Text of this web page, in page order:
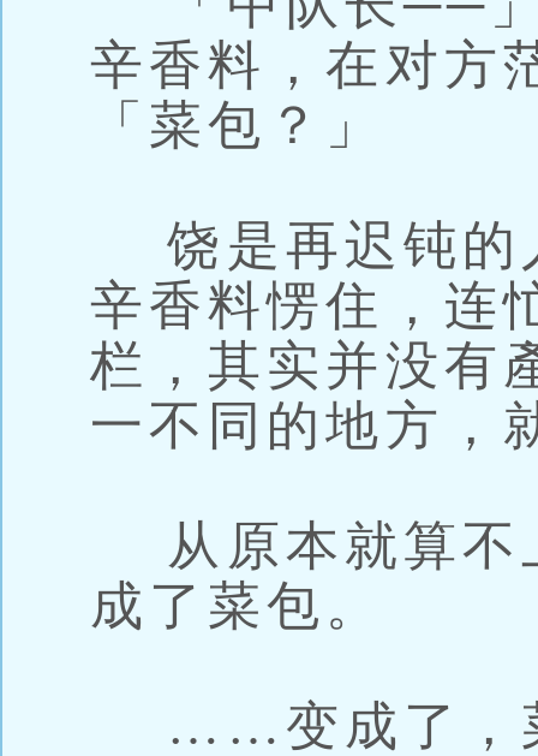
辛香料，在对方
「菜包？」
饶是再迟钝的
辛香料愣住，连
栏，其实并没有
一不同的地方，
从原本就算不
成了菜包。
……变成了，